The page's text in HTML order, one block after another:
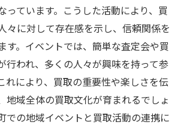
っています。こうした活動により、買
々に対して存在感を示し、信頼関係を
す。イベントでは、簡単な査定会や買
行われ、多くの人々が興味を持って参
れにより、買取の重要性や楽しさを伝
地域全体の買取文化が育まれるでしょ
での地域イベントと買取活動の連携に